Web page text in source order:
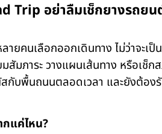
Trip อย่าลืมเช็กยางรถยน
ายคนเลือกออกเดินทาง ไม่ว่าจะ
มภาระ วางแผนเส้นทาง หรือเช็
กับพื้นถนนตลอดเวลา และยังต้อ
แค่ไหน?